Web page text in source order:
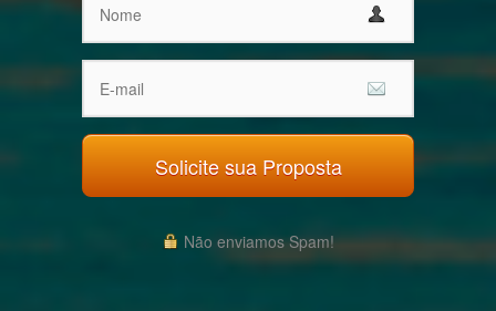
Solicite sua Proposta
Não enviamos Spam!